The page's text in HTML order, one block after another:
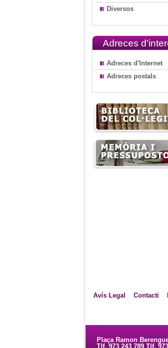
Diversos
Adreces
Adreces d'Internet
Adreces postals
Avís Legal Contacti
Plaça Ramon
Tlf. 973 243 789 Tlf.